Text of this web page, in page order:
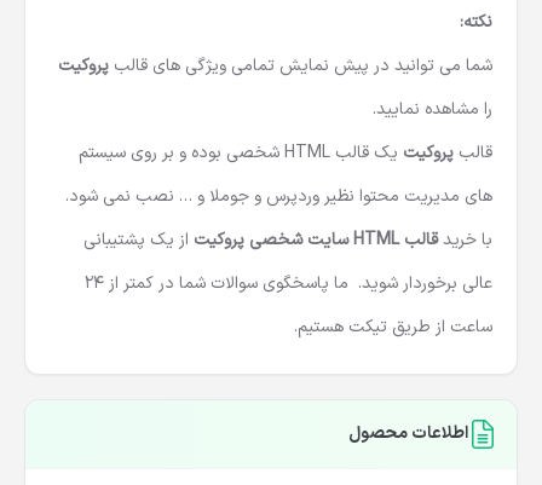
نکته:
شما می توانید در پیش نمایش تمامی ویژگی های قالب پروکیت
را مشاهده نمایید.
قالب پروکیت
یک قالب HTML شخصی بوده و بر روی سیستم
های مدیریت محتوا نظیر وردپرس و جوملا و … نصب نمی شود.
با خریدقالب HTML سایت شخصی پروکیت
از یک پشتیبانی
عالی برخوردار شوید. ما پاسخگوی سوالات شما در کمتر از 24
ساعت از طریق تیکت هستیم.
اطلاعات محصول